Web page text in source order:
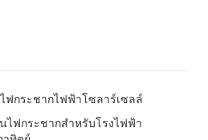
ไฟกระชากไฟฟ้าโซลาร์เซลล์
ไฟกระชากสำหรับโรงไฟฟ้า